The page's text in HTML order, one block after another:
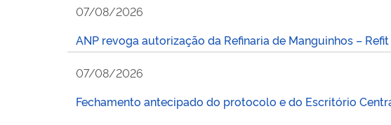
07/08/2026
ANP revoga autorização da Refinaria de Manguinhos – Refit
07/08/2026
Fechamento antecipado do protocolo e do Escritório